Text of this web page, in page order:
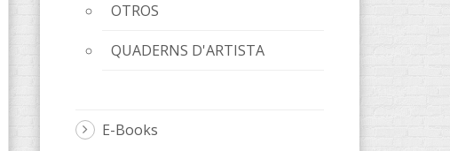
OTROS
QUADERNS D'ARTISTA
E-Books